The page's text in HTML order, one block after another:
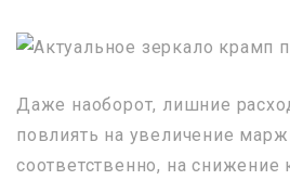
Даже наоборот, лишние
повлиять на увеличение
соответственно, на снижение